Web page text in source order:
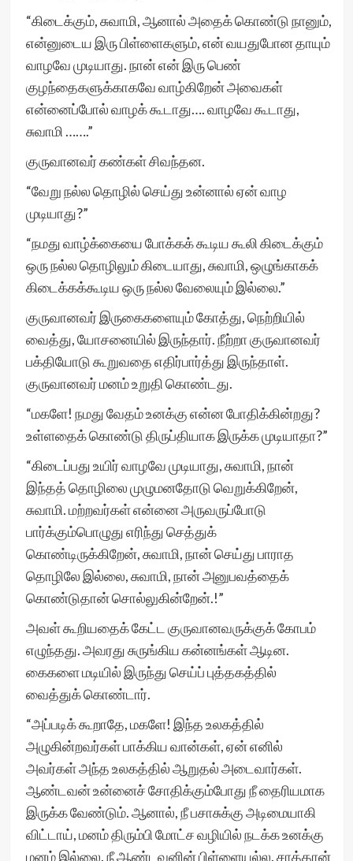
“கிடைக்கும், சுவாமி, ஆனால் அதைக் கொண்டு நானும்,
என்னுடைய இரு பிள்ளைகளும், என் வயதுபோன தாயும்
வாழவே முடியாது. நான் என் இரு பெண்
குழந்தைகளுக்காகவே வாழ்கிறேன் அவைகள்
என்னைப்போல் வாழக் கூடாது…. வாழவே கூடாது,
சுவாமி …….”
குருவானவர் கண்கள் சிவந்தன.
“வேறு நல்ல தொழில் செய்து உன்னால் ஏன் வாழ
முடியாது?”
“நமது வாழ்க்கையை போக்கக் கூடிய கூலி கிடைக்கும்
ஒரு நல்ல தொழிலும் கிடையாது, சுவாமி, ஒழுங்காகக்
கிடைக்கக்கூடிய ஒரு நல்ல வேலையும் இல்லை.”
குருவானவர் இருகைகளையும் கோத்து, நெற்றியில்
வைத்து, யோசனையில் இருந்தார். நீற்றா குருவானவர்
பக்தியோடு கூறுவதை எதிர்பார்த்து இருந்தாள்.
குருவானவர் மனம் உறுதி கொண்டது.
“மகளே! நமது வேதம் உனக்கு என்ன போதிக்கின்றது?
உள்ளதைக் கொண்டு திருப்தியாக இருக்க முடியாதா?”
“கிடைப்பது உயிர் வாழவே முடியாது, சுவாமி, நான்
இந்தத் தொழிலை முழுமனதோடு வெறுக்கிறேன்,
சுவாமி. மற்றவர்கள் என்னை அருவருப்போடு
பார்க்கும்பொழுது எரிந்து செத்துக்
கொண்டிருக்கிறேன், சுவாமி, நான் செய்து பாராத
தொழிலே இல்லை, சுவாமி, நான் அனுபவத்தைக்
கொண்டுதான் சொல்லுகின்றேன்.!”
அவள் கூறியதைக் கேட்ட குருவானவருக்குக் கோபம்
எழுந்தது. அவரது சுருங்கிய கன்னங்கள் ஆடின.
கைகளை மடியில் இருந்து செய்ப் புத்தகத்தில்
வைத்துக் கொண்டார்.
“அப்படிக் கூறாதே, மகளே! இந்த உலகத்தில்
அழுகின்றவர்கள் பாக்கிய வான்கள், ஏன் எனில்
அவர்கள் அந்த உலகத்தில் ஆறுதல் அடைவார்கள்.
ஆண்டவன் உன்னைச் சோதிக்கும்போது நீ தைரியமாக
இருக்க வேண்டும். ஆனால், நீ பசாசுக்கு அடிமையாகி
விட்டாய், மனம் திரும்பி மோட்ச வழியில் நடக்க உனக்கு
மனம் இல்லை. நீ ஆண்டவனின் பிள்ளையல்ல. சாத்தான்